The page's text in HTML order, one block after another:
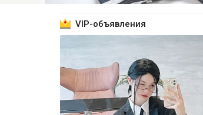
VIP-объявления